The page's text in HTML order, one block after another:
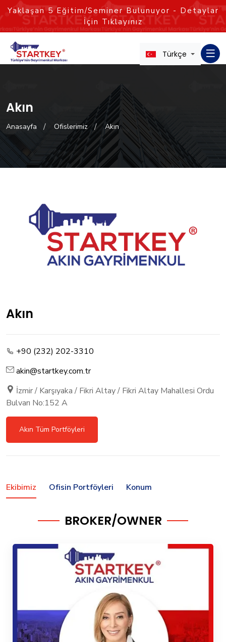
Yaklaşan5Eğitim/Seminer Bulunuyor - Detaylar
İçin Tıklayınız
Türkçe
Akın
Anasayfa Ofislerimiz Akın
Akın
+90 (232) 202-3310
akin@startkey.com.tr
İzmir / Karşıyaka / Fikri Altay / Fikri Altay Mahallesi Ordu
Bulvarı No:152 A
Akın Tüm Portföyleri
Ekibimiz Ofisin Portföyleri Konum
BROKER/OWNER